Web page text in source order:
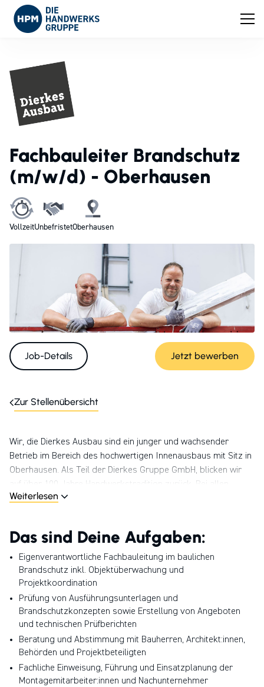
Fachbauleiter Brandschutz
(m/w/d) - Oberhausen
VollzeitUnbefristetOberhausen
Job-Details Jetzt bewerben
Zur Stellenübersicht
Wir, die Dierkes Ausbau sind ein junger und wachsender
Betrieb im Bereich des hochwertigen Innenausbaus mit Sitz in
Oberhausen. Als Teil der Dierkes Gruppe GmbH, blicken wir
auf über 100 Jahre Handwerkstradition zurück. Bei allen
Themen des Innenausbaus - und konkret auch beim baulichen
wir fundiertes Fachwissen mit sorgfältiger Ausführung und
hoher Qualität. Wir gehören zur familiengeführten HPM Die
Handwerksgruppe mit über 160 Betrieben in Deutschland und
Österreich.
Weiterlesen
Das sind Deine Aufgaben:
Eigenverantwortliche Fachbauleitung im baulichen
Brandschutz inkl. Objektüberwachung und
Projektkoordination
Prüfung von Ausführungsunterlagen und
Brandschutzkonzepten sowie Erstellung von Angeboten
und technischen Prüfberichten
Beratung und Abstimmung mit Bauherren, Architekt:innen,
Behörden und Projektbeteiligten
Fachliche Einweisung, Führung und Einsatzplanung der
Montagemitarbeiter:innen und Nachunternehmer